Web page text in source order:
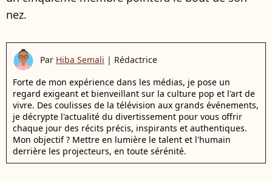
nez.
Par Hiba Semali | Rédactrice
Forte de mon expérience dans les médias, je pose un
regard exigeant et bienveillant sur la culture pop et l'art de
vivre. Des coulisses de la télévision aux grands événements,
je décrypte l'actualité du divertissement pour vous offrir
chaque jour des récits précis, inspirants et authentiques.
Mon objectif ? Mettre en lumière le talent et l'humain
derrière les projecteurs, en toute sérénité.